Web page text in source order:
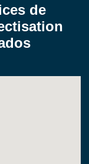
de